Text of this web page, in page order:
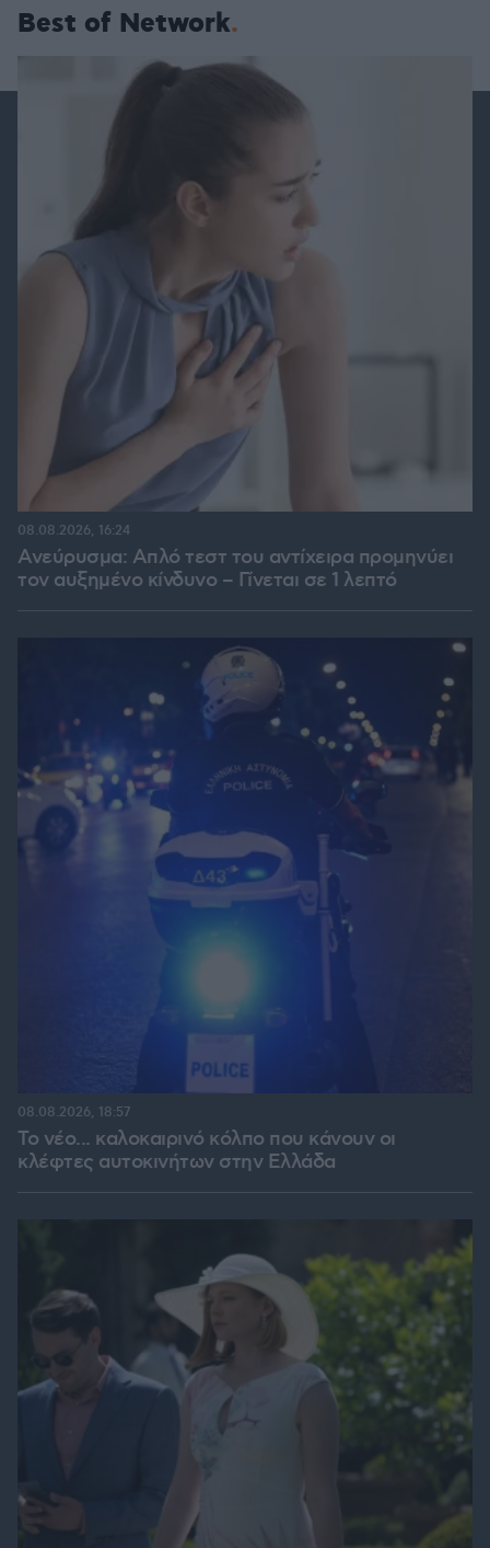
Best of Network
Ανεύρυσμα: Απλό τεστ του αντίχειρα προμηνύει
τον αυξημένο κίνδυνο – Γίνεται σε 1 λεπτό
08.08.2026, 16:24
Το νέο... καλοκαιρινό κόλπο που κάνουν οι
κλέφτες αυτοκινήτων στην Ελλάδα
08.08.2026, 18:57